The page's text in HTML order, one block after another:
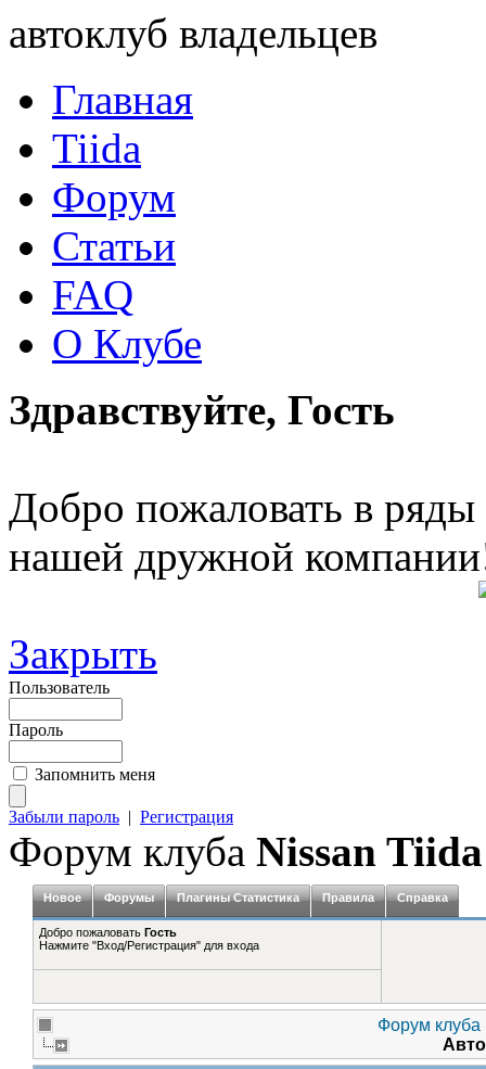
автоклуб владельцев
Главная
Tiida
Форум
Статьи
FAQ
О Клубе
Здравствуйте, Гость
Добро пожаловать в ряды
нашей дружной
Закрыть
Пользователь
Пароль
Запомнить меня
Забыли пароль | Регистрация
Форум клуба Nissan Tiida
Новое Форумы Плагины Статистика Правила Справка
Добро пожаловать Гость
Нажмите "Вход/Регистрация" для входа
Форум клуба